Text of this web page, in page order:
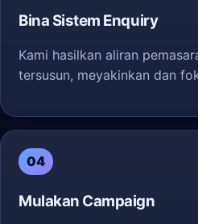
Bina Sistem Enquiry
Kami hasilkan aliran
tersusun, meyakinkan dan
04
Mulakan Campaign